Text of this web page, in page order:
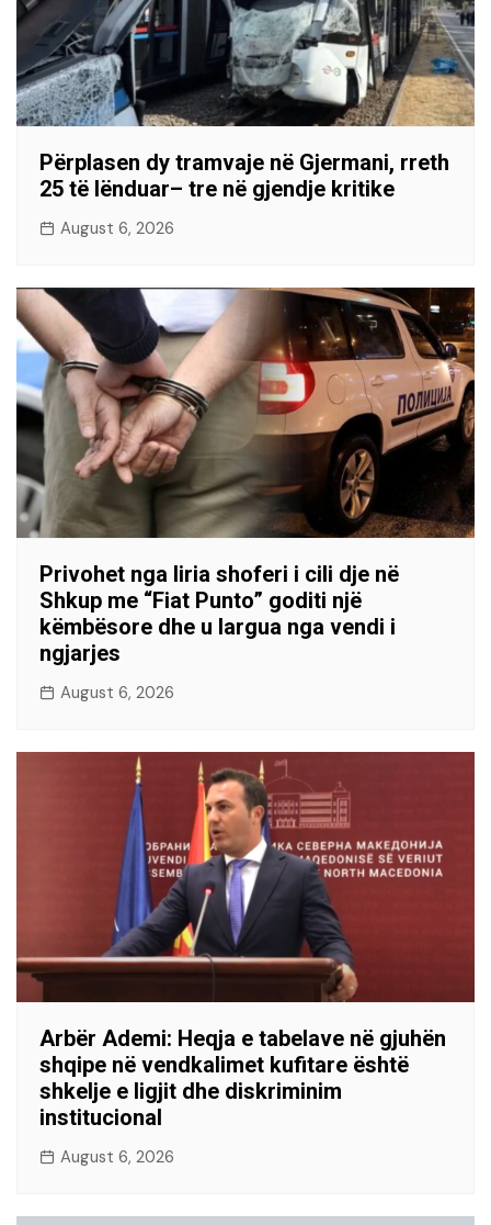
Përplasen dy tramvaje në Gjermani, rreth
25 të lënduar– tre në gjendje kritike
August 6, 2026
Privohet nga liria shoferi i cili dje në
Shkup me “Fiat Punto” goditi një
këmbësore dhe u largua nga vendi i
ngjarjes
August 6, 2026
Arbër Ademi: Heqja e tabelave në gjuhën
shqipe në vendkalimet kufitare është
shkelje e ligjit dhe diskriminim
institucional
August 6, 2026